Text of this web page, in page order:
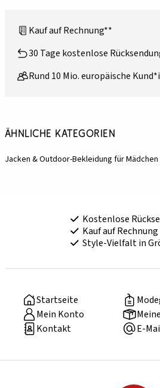
Kauf auf Rechnung**
30 Tage kostenlose
Rund 10 Mio. europäische
Ähnliche Kategorien
Jacken & Outdoor-Bekleidung für Mädchen
Kostenlose
Kauf auf
Style-Vielfalt in
Startseite
Mein Konto
Kontakt
E-